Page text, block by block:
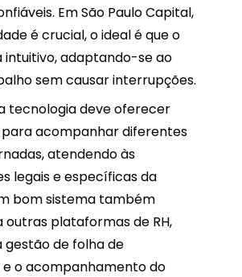
Em São Paulo Capital,
é crucial, o ideal é que o
intuitivo, adaptando-se ao
sem causar interrupções.
tecnologia deve oferecer
para acompanhar diferentes
atendendo às
legais e específicas da
bom sistema também
plataformas de RH,
gestão de folha de
o acompanhamento do